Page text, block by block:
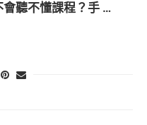
會聽不懂課程？手 …